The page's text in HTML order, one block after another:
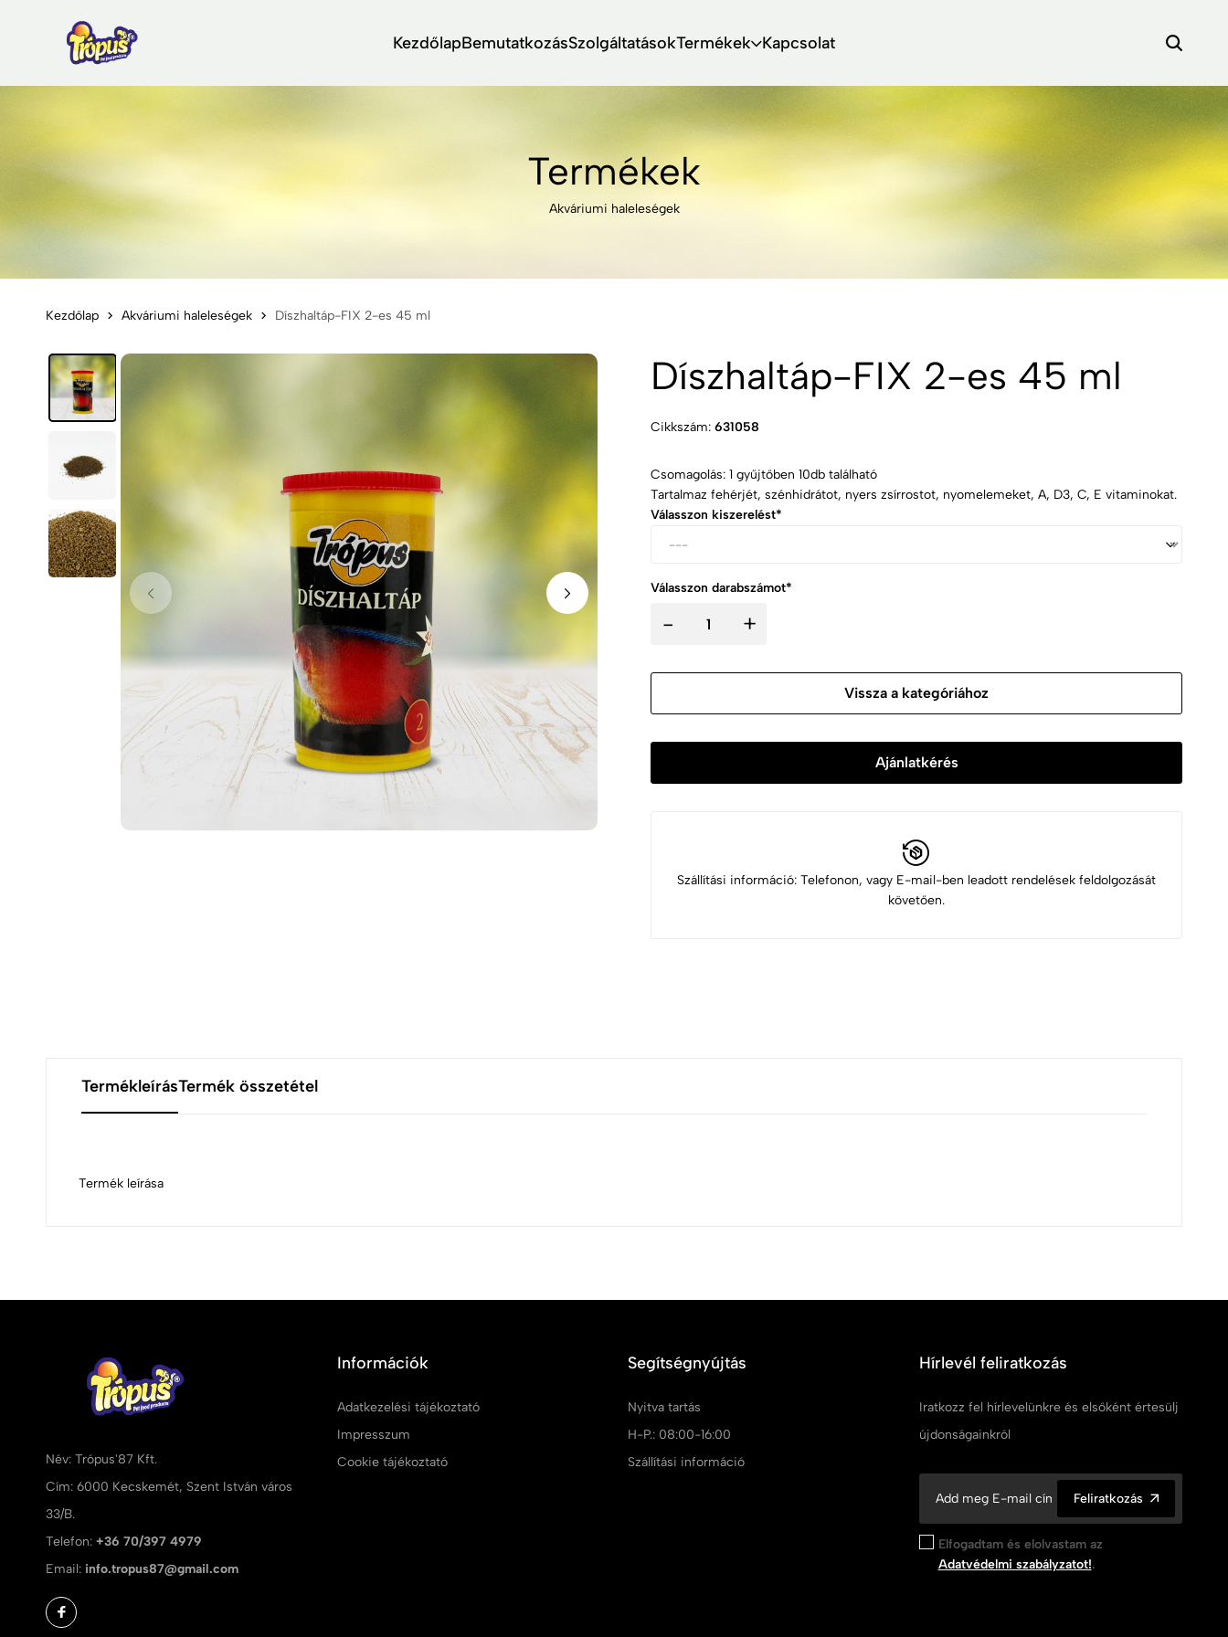
KezdőlapBemutatkozásSzolgáltatásokTermékek Kapcsolat
Termékek
Akváriumi haleleségek
Kezdőlap Akváriumi haleleségek Díszhaltáp-FIX 2-es 45 ml
Díszhaltáp-FIX 2-es 45 ml
Cikkszám: 631058
Csomagolás: 1 gyűjtőben 10db található
Tartalmaz fehérjét, szénhidrátot, nyers zsírrostot, nyomelemeket, A, D3, C, E vitaminokat.
Válasszon kiszerelést*
Válasszon darabszámot*
- +
Vissza a kategóriához
Ajánlatkérés
Szállítási információ: Telefonon, vagy E-mail-ben leadott rendelések feldolgozását
követően.
TermékleírásTermék összetétel
Termék leírása
Név: Trópus'87 Kft.
Cím: 6000 Kecskemét, Szent István város
33/B.
Telefon: +36 70/397 4979
Email: info.tropus87@gmail.com
Információk
Adatkezelési tájékoztató
Impresszum
Cookie tájékoztató
Segítségnyújtás
Nyitva tartás
H-P.: 08:00-16:00
Szállítási információ
Hírlevél feliratkozás
Iratkozz fel hírlevelünkre és elsőként értesülj
újdonságainkról
Feliratkozás
Elfogadtam és elolvastam az
Adatvédelmi szabályzatot!.